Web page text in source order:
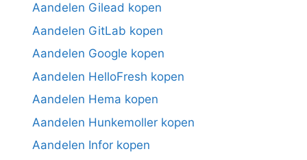
Aandelen Gilead kopen
Aandelen GitLab kopen
Aandelen Google kopen
Aandelen HelloFresh kopen
Aandelen Hema kopen
Aandelen Hunkemoller kopen
Aandelen Infor kopen